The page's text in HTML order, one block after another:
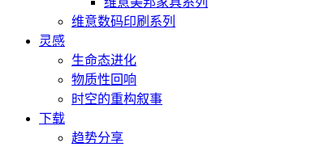
维意数码印刷系列
灵感
生命态进化
物质性回响
时空的重构叙事
下载
趋势分享